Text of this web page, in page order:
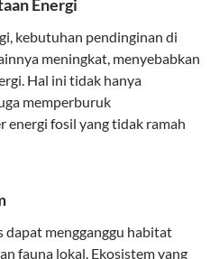
Energi
kebutuhan pendinginan di
meningkat, menyebabkan
Hal ini tidak hanya
memperburuk
energi fosil yang tidak ramah
dapat mengganggu habitat
fauna lokal. Ekosistem yang